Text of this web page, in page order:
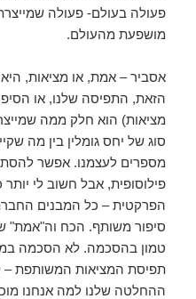
פעולה בעולם- פעולה
מושפעת מהעולם.
אסביר – אמת, או מציאות,
הזאת, התפיסה שלנו, או
מציאות) הוא חלק ממה
סוג של יחס גומלין בין מה
מספרים לעצמנו. אפשר
פילוסופית, אבל חשוב לי
הפרקטית – כל המבנים
סיפור משותף. הכח וה"אמת"
טמון בהסכמה. לא הסכמה
תפיסת המציאות המשותפת –
ההחלטה שלנו למה אנחנו